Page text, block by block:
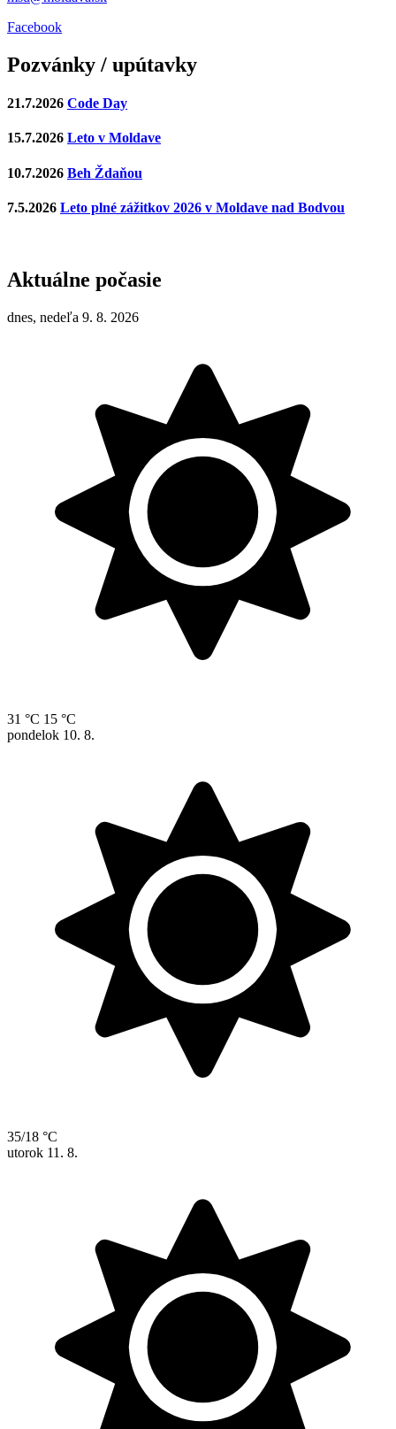
Facebook
Pozvánky / upútavky
21.7.2026 Code Day
15.7.2026 Leto v Moldave
10.7.2026 Beh Ždaňou
7.5.2026 Leto plné zážitkov 2026 v Moldave nad Bodvou
Aktuálne počasie
dnes, nedeľa 9. 8. 2026
31 °C 15 °C
pondelok 10. 8.
35/18 °C
utorok 11. 8.